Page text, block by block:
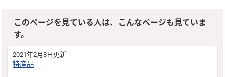
このページを見ている人は、こんなページも見ていま
す。
2021年2月8日更新
特産品